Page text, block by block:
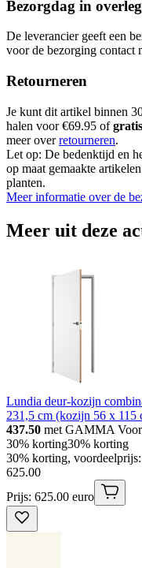
Bezorgdag in
De leverancier geeft een
voor de bezorging contact
Retourneren
Je kunt dit artikel binnen
halen voor €69.95 ofgratis
meer overretourneren.
Let op: De bedenktijd en
op maat gemaakte
planten.
Meer informatie over de
Meer uit deze
Lundia deur-kozijn
231,5 cm (kozijn 56 x 115
437.50 met GAMMA
30% korting30% korting
30% korting,
625.00
Prijs: 625.00 euro